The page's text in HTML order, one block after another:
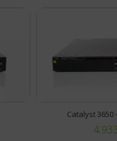
Catalyst 3650